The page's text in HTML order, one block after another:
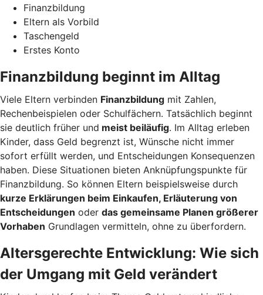
Finanzbildung
Eltern als Vorbild
Taschengeld
Erstes Konto
Finanzbildung beginnt im Alltag
Viele Eltern verbinden Finanzbildung mit Zahlen,
Rechenbeispielen oder Schulfächern. Tatsächlich beginnt
sie deutlich früher und meist beiläufig. Im Alltag erleben
Kinder, dass Geld begrenzt ist, Wünsche nicht immer
sofort erfüllt werden, und Entscheidungen Konsequenzen
haben. Diese Situationen bieten Anknüpfungspunkte für
Finanzbildung. So können Eltern beispielsweise durch
kurze Erklärungen beim Einkaufen, Erläuterung von
Entscheidungen oder das gemeinsame Planen größerer
Vorhaben Grundlagen vermitteln, ohne zu überfordern.
Altersgerechte Entwicklung: Wie sich
der Umgang mit Geld verändert